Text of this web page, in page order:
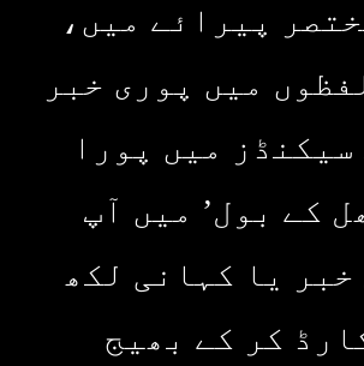
پیرائے میں،
میں پوری خبر
سیکنڈز میں پورا
کے بول’ میں آپ
خبر یا کہانی لکھ
کر کے بھیج